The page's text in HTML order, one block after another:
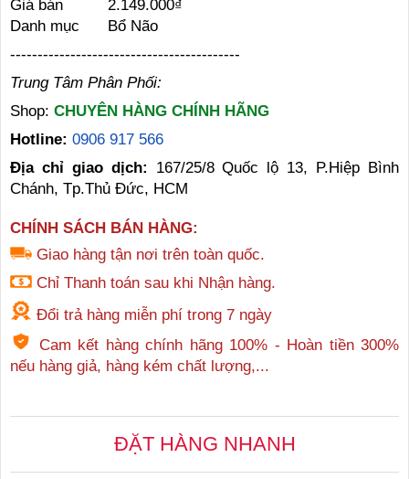
Giá bán
2.149.000₫
Danh mục
Bổ Não
------------------------------------------
Trung Tâm Phân Phối:
Shop: CHUYÊN HÀNG CHÍNH HÃNG
Hotline: 0906 917 566
Địa chỉ giao dịch: 167/25/8 Quốc lộ 13, P.Hiệp Bình
Chánh, Tp.Thủ Đức, HCM
CHÍNH SÁCH BÁN HÀNG:
Giao hàng tận nơi trên toàn quốc.
Chỉ Thanh toán sau khi Nhận hàng.
Đổi trả hàng miễn phí trong 7 ngày
Cam kết hàng chính hãng 100% - Hoàn tiền 300%
nếu hàng giả, hàng kém chất lượng,...
ĐẶT HÀNG NHANH